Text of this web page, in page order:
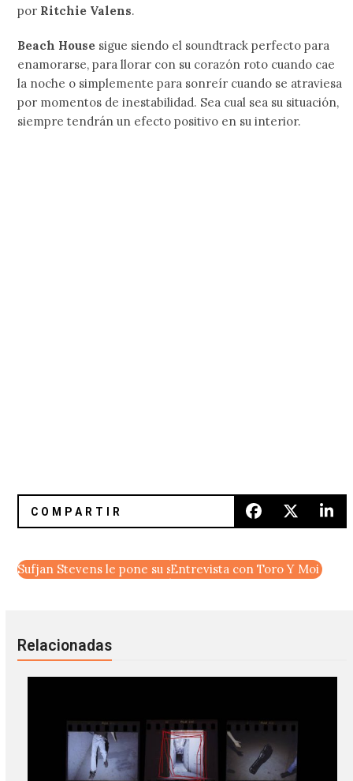
por Ritchie Valens.
Beach House sigue siendo el soundtrack perfecto para
enamorarse, para llorar con su corazón roto cuando cae
la noche o simplemente para sonreír cuando se atraviesa
por momentos de inestabilidad. Sea cual sea su situación,
siempre tendrán un efecto positivo en su interior.
Sufjan Stevens le pone su sello a «Hotline Bling» de Drake
Entrevista con Toro Y Moi
Relacionadas